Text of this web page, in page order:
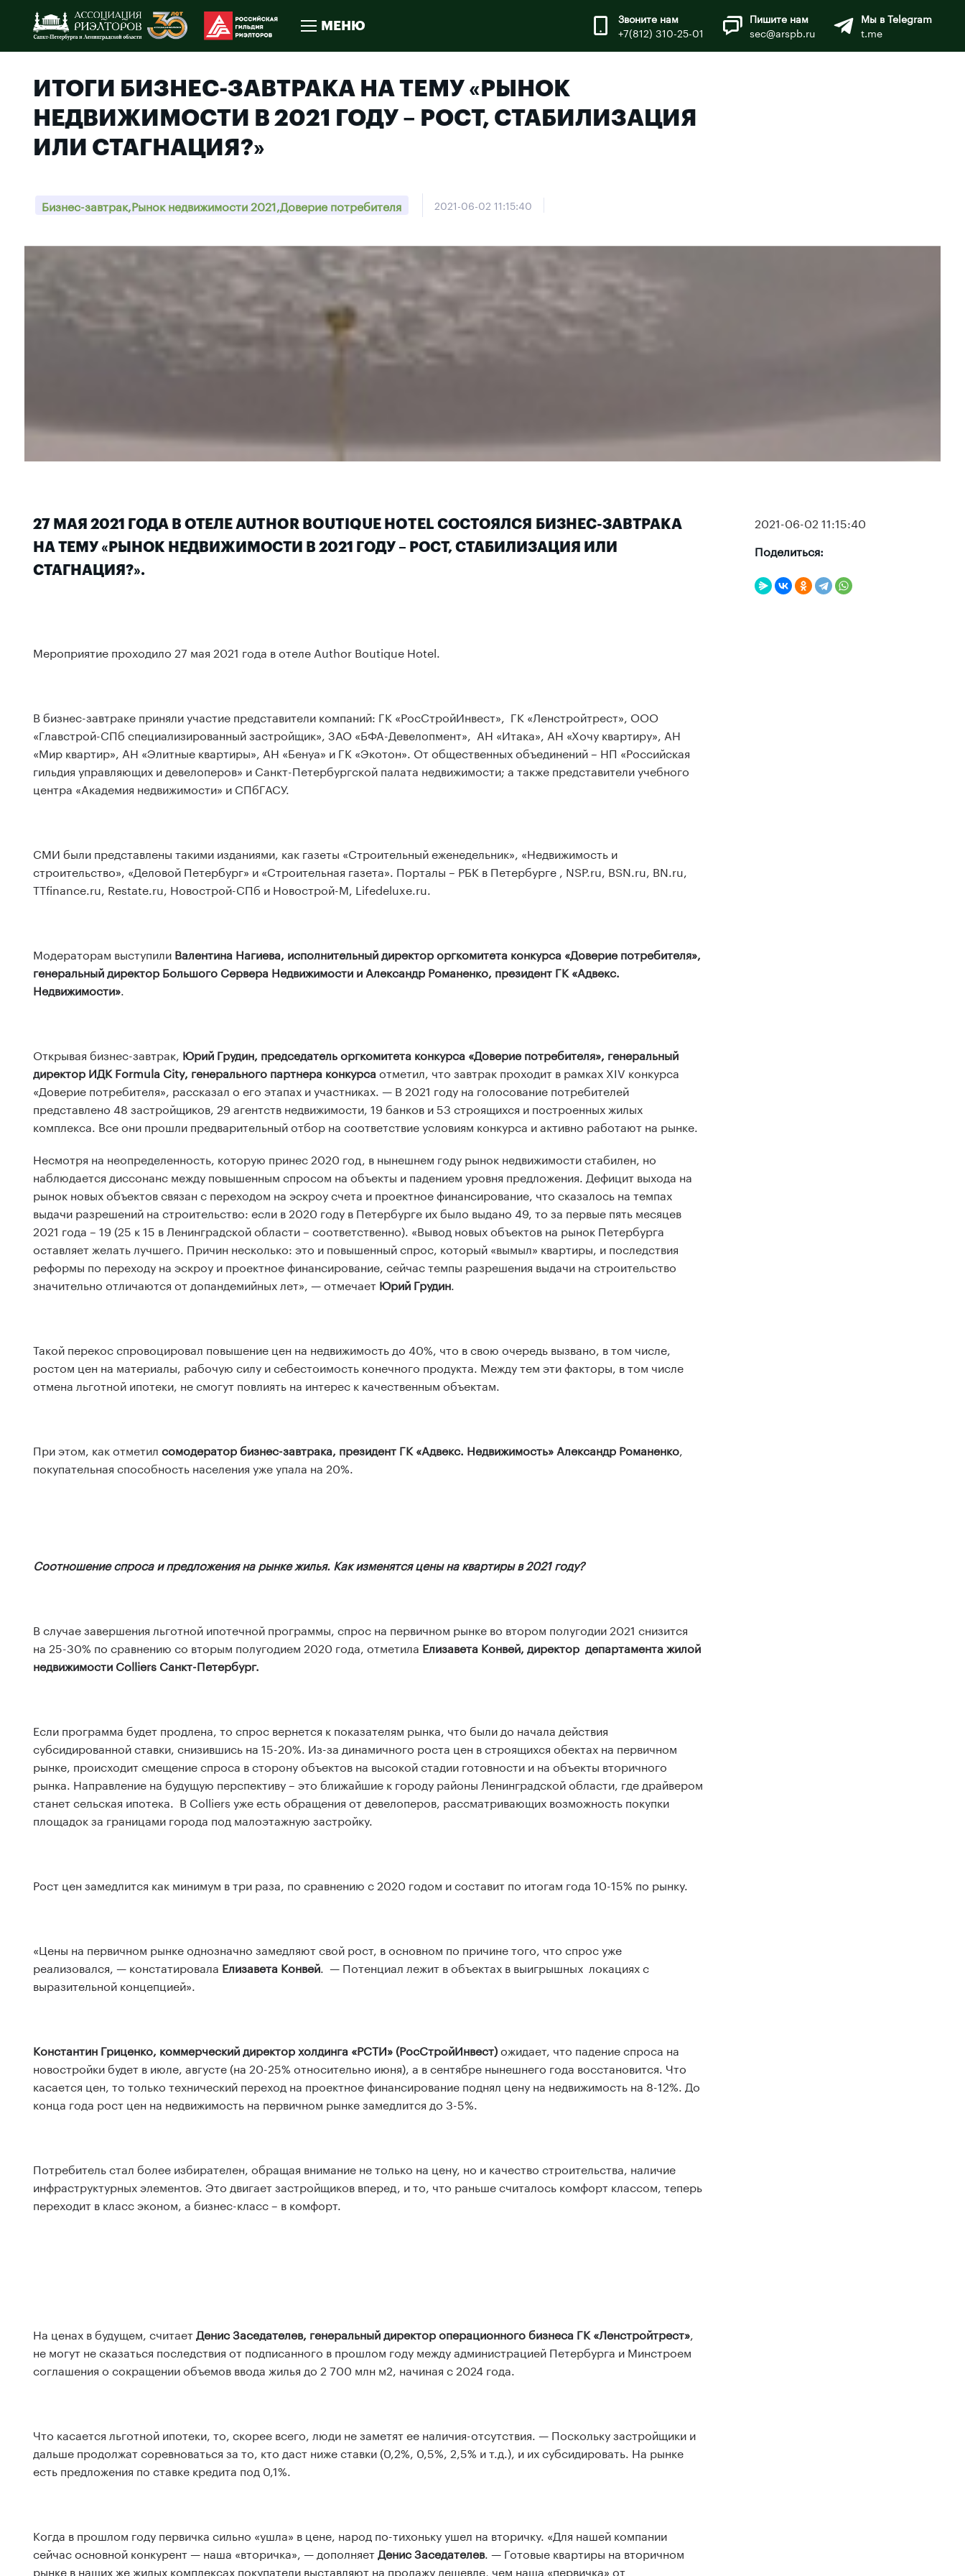
МЕНЮ
Звоните нам
+7(812) 310-25-01
Пишите нам
sec@arspb.ru
Мы в Telegram
t.me
ИТОГИ БИЗНЕС-ЗАВТРАКА НА ТЕМУ «РЫНОК
НЕДВИЖИМОСТИ В 2021 ГОДУ – РОСТ, СТАБИЛИЗАЦИЯ
ИЛИ СТАГНАЦИЯ?»
Бизнес-завтрак,Рынок недвижимости 2021,Доверие потребителя 2021-06-02 11:15:40
27 МАЯ 2021 ГОДА В ОТЕЛЕ AUTHOR BOUTIQUE HOTEL СОСТОЯЛСЯ БИЗНЕС-ЗАВТРАКА
НА ТЕМУ «РЫНОК НЕДВИЖИМОСТИ В 2021 ГОДУ – РОСТ, СТАБИЛИЗАЦИЯ ИЛИ
СТАГНАЦИЯ?».
Мероприятие проходило 27 мая 2021 года в отеле Author Boutique Hotel.
В бизнес-завтраке приняли участие представители компаний: ГК «РосСтройИнвест», ГК «Ленстройтрест», ООО
«Главстрой-СПб специализированный застройщик», ЗАО «БФА-Девелопмент», АН «Итака», АН «Хочу квартиру», АН
«Мир квартир», АН «Элитные квартиры», АН «Бенуа» и ГК «Экотон». От общественных объединений ­– НП «Российская
гильдия управляющих и девелоперов» и Санкт-Петербургской палата недвижимости; а также представители учебного
центра «Академия недвижимости» и СПбГАСУ.
СМИ были представлены такими изданиями, как газеты «Строительный еженедельник», «Недвижимость и
строительство», «Деловой Петербург» и «Строительная газета». Порталы – РБК в Петербурге , NSP.ru, BSN.ru, BN.ru,
TTfinance.ru, Restate.ru, Новострой-СПб и Новострой-М, Lifedeluxe.ru.
Модераторам выступили Валентина Нагиева, исполнительный директор оргкомитета конкурса «Доверие потребителя»,
генеральный директор Большого Сервера Недвижимости и Александр Романенко, президент ГК «Адвекс.
Недвижимости».
Открывая бизнес-завтрак, Юрий Грудин, председатель оргкомитета конкурса «Доверие потребителя», генеральный
директор ИДК Formula City, генерального партнера конкурсаотметил, что завтрак проходит в рамках XIV конкурса
«Доверие потребителя», рассказал о его этапах и участниках. — В 2021 году на голосование потребителей
представлено 48 застройщиков, 29 агентств недвижимости, 19 банков и 53 строящихся и построенных жилых
комплекса. Все они прошли предварительный отбор на соответствие условиям конкурса и активно работают на рынке.
Несмотря на неопределенность, которую принес 2020 год, в нынешнем году рынок недвижимости стабилен, но
наблюдается диссонанс между повышенным спросом на объекты и падением уровня предложения. Дефицит выхода на
рынок новых объектов связан с переходом на эскроу счета и проектное финансирование, что сказалось на темпах
выдачи разрешений на строительство: если в 2020 году в Петербурге их было выдано 49, то за первые пять месяцев
2021 года – 19 (25 к 15 в Ленинградской области – соответственно). «Вывод новых объектов на рынок Петербурга
оставляет желать лучшего. Причин несколько: это и повышенный спрос, который «вымыл» квартиры, и последствия
реформы по переходу на эскроу и проектное финансирование, сейчас темпы разрешения выдачи на строительство
значительно отличаются от допандемийных лет», — отмечает Юрий Грудин.
Такой перекос спровоцировал повышение цен на недвижимость до 40%, что в свою очередь вызвано, в том числе,
ростом цен на материалы, рабочую силу и себестоимость конечного продукта. Между тем эти факторы, в том числе
отмена льготной ипотеки, не смогут повлиять на интерес к качественным объектам.
При этом, как отметил сомодератор бизнес-завтрака, президент ГК «Адвекс. Недвижимость» Александр Романенко,
покупательная способность населения уже упала на 20%.
Соотношение спроса и предложения на рынке жилья. Как изменятся цены на квартиры в 2021 году?
В случае завершения льготной ипотечной программы, спрос на первичном рынке во втором полугодии 2021 снизится
на 25-30% по сравнению со вторым полугодием 2020 года, отметила Елизавета Конвей, директор департамента жилой
недвижимости Colliers Санкт-Петербург.
Если программа будет продлена, то спрос вернется к показателям рынка, что были до начала действия
субсидированной ставки, снизившись на 15-20%. Из-за динамичного роста цен ​в строящихся обектах на первичном
рынке, происходит смещение​ спроса​ в ​сторону​ объектов​ на​ высокой​ стадии​ готовности и на объекты вторичного
рынка. Направление на будущую перспективу ­– это ближайшие к городу районы Ленинградской области, где драйвером
станет сельская ипотека. В Colliers уже есть обращения от девелоперов, рассматривающих возможность покупки
площадок за границами города под малоэтажную застройку.
Рост цен замедлится как минимум в три раза, по сравнению с 2020 годом и составит по итогам года 10-15% по рынку.
«Цены на первичном рынке однозначно замедляют свой рост, в основном по причине того, что спрос уже
реализовался, — констатировала Елизавета Конвей. — Потенциал лежит в объектах в выигрышных локациях с
выразительной концепцией».
Константин Гриценко, коммерческий директор холдинга «РСТИ» (РосСтройИнвест)ожидает, что падение спроса на
новостройки будет в июле, августе (на 20-25% относительно июня), а в сентябре нынешнего года восстановится. Что
касается цен, то только технический переход на проектное финансирование поднял цену на недвижимость на 8-12%. До
конца года рост цен на недвижимость на первичном рынке замедлится до 3-5%.
Потребитель стал более избирателен, обращая внимание не только на цену, но и качество строительства, наличие
инфраструктурных элементов. Это двигает застройщиков вперед, и то, что раньше считалось комфорт классом, теперь
переходит в класс эконом, а бизнес-класс – в комфорт.
На ценах в будущем, считаетДенис Заседателев, генеральный директор операционного бизнеса ГК «Ленстройтрест»,
не могут не сказаться последствия от подписанного в прошлом году между администрацией Петербурга и Минстроем
соглашения о сокращении объемов ввода жилья до 2 700 млн м2, начиная с 2024 года.
Что касается льготной ипотеки, то, скорее всего, люди не заметят ее наличия-отсутствия. — Поскольку застройщики и
дальше продолжат соревноваться за то, кто даст ниже ставки (0,2%, 0,5%, 2,5% и т.д.), и их субсидировать. На рынке
есть предложения по ставке кредита под 0,1%.
Когда в прошлом году первичка сильно «ушла» в цене, народ по-тихоньку ушел на вторичку. «Для нашей компании
сейчас основной конкурент — наша «вторичка», — дополняетДенис Заседателев. — Готовые квартиры на вторичном
рынке в наших же жилых комплексах покупатели выставляют на продажу дешевле, чем наша «первичка» от
2021-06-02 11:15:40
Поделиться: